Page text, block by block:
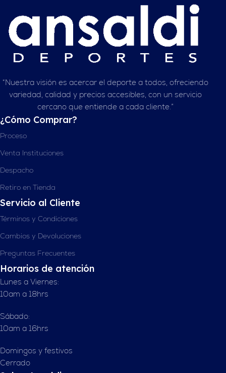
“Nuestra visión es acercar el deporte a todos, ofreciendo
variedad, calidad y precios accesibles, con un servicio
cercano que entiende a cada cliente.”
¿Cómo Comprar?
Proceso
Venta Instituciones
Despacho
Retiro en Tienda
Servicio al Cliente
Términos y Condiciones
Cambios y Devoluciones
Preguntas Frecuentes
Horarios de atención
Lunes a Viernes:
10am a 18hrs
Sábado:
10am a 16hrs
Domingos y festivos
Cerrado